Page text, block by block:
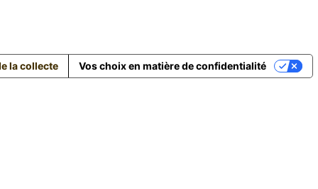
la collecte Vos choix en matière de confidentialité